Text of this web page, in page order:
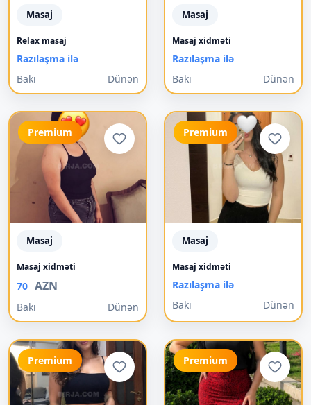
Masaj
Relax masaj
Razılaşma ilə
Bakı
Dünən
Masaj
Masaj xidməti
Razılaşma ilə
Bakı
Dünən
Premium
Masaj
Masaj xidməti
70 AZN
Bakı Dünən
Premium
Masaj
Masaj xidməti
Razılaşma ilə
Bakı
Dünən
Premium Premium